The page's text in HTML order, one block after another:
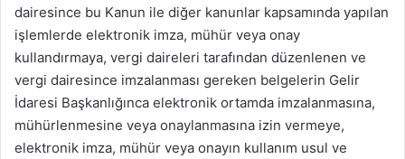
dairesince bu Kanun ile diğer kanunlar kapsamında yapılan
işlemlerde elektronik imza, mühür veya onay
kullandırmaya, vergi daireleri tarafından düzenlenen ve
vergi dairesince imzalanması gereken belgelerin Gelir
İdaresi Başkanlığınca elektronik ortamda imzalanmasına,
mühürlenmesine veya onaylanmasına izin vermeye,
elektronik imza, mühür veya onayın kullanım usul ve